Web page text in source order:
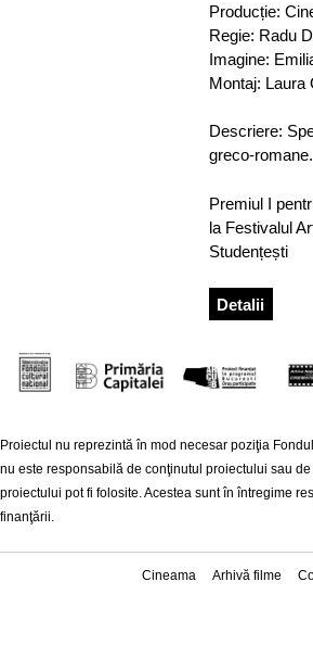
Producție:
Regie: Radu
Imagine:
Montaj: Laura
Descriere:
greco-romane.
Premiul I
la Festivalul
Studențești
Detalii
Proiectul nu reprezintă în mod necesar poziţia
nu este responsabilă de conţinutul proiectului sau
proiectului pot fi folosite. Acestea sunt în întregime
finanţării.
Cineama Arhivă filme